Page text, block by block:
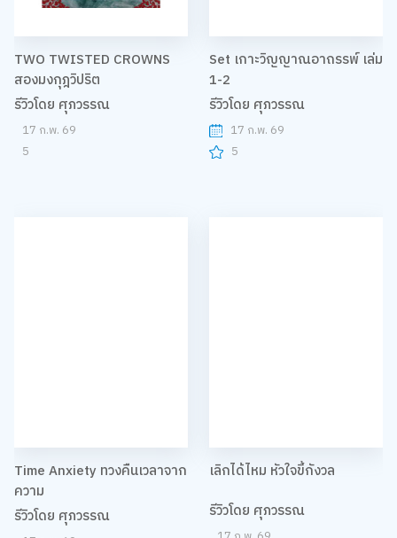
TWO TWISTED CROWNS
สองมงกุฎวิปริต
รีวิวโดย ศุภวรรณ
17 ก.พ. 69
5
Set เกาะวิญญาณอาถรรพ์ เล่ม
1-2
รีวิวโดย ศุภวรรณ
17 ก.พ. 69
5
Time Anxiety ทวงคืนเวลาจาก
ความ
รีวิวโดย ศุภวรรณ
เลิกได้ไหม หัวใจขี้กังวล
รีวิวโดย ศุภวรรณ